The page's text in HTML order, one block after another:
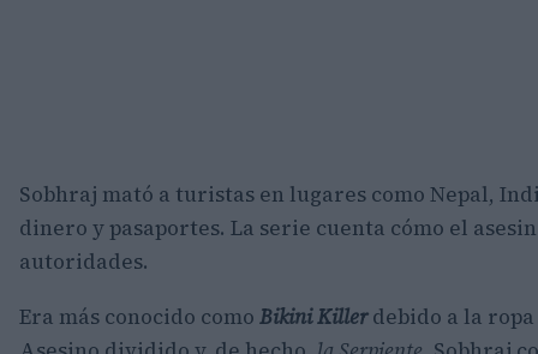
Sobhraj mató a turistas en lugares como Nepal,
dinero y pasaportes. La serie cuenta cómo el
autoridades.
Era más conocido como Bikini Killerdebido a la ropa